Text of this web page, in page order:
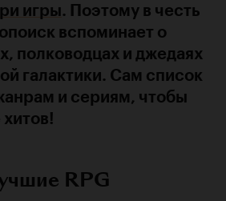
игры. Поэтому в честь
вспоминает о
полководцах и джедаях
галактики. Сам список
и сериям, чтобы
RPG